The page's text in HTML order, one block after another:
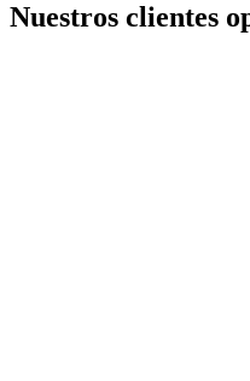
Nuestros clientes